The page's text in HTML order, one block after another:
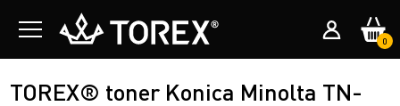
0
TOREX® toner Konica Minolta TN-